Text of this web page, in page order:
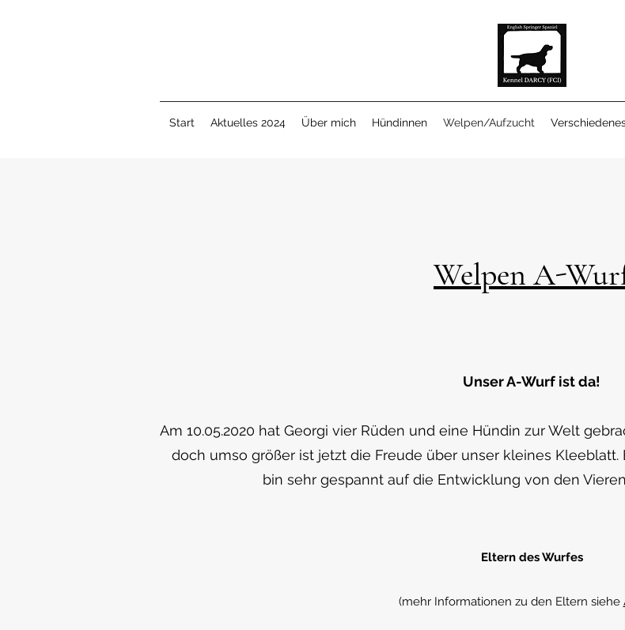
Start Aktuelles 2024 Über mich Hündinnen Welpen/Aufzucht
Welpen A-
Unser A-Wurf ist da!
Am 10.05.2020 hat Georgi vier Rüden und eine Hündin zur Welt
doch umso größer ist jetzt die Freude über unser kleines
bin sehr gespannt auf die Entwicklung von den
Eltern des Wurfes
(mehr Informationen zu den Eltern siehe